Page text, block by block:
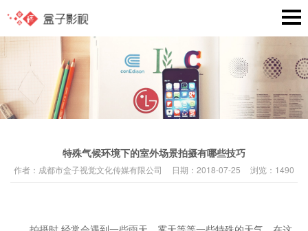
特殊气候环境下的室外场景拍摄有哪些技巧
作者： 成都市盒子视觉文化传媒有限公司 日期： 2018-07-25 浏览： 1490